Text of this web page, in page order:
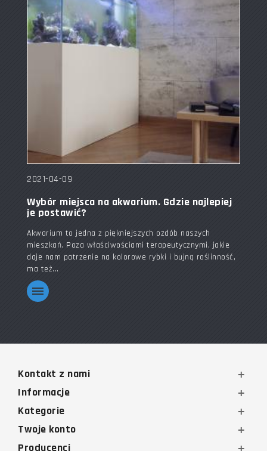
2021-04-09
Wybór miejsca na akwarium. Gdzie najlepiej
je postawić?
Akwarium to jedna z piękniejszych ozdób naszych
mieszkań. Poza właściwościami terapeutycznymi, jakie
daje nam patrzenie na kolorowe rybki i bujną roślinność,
ma też...
Kontakt z nami
Informacje
Kategorie
Twoje konto
Producenci